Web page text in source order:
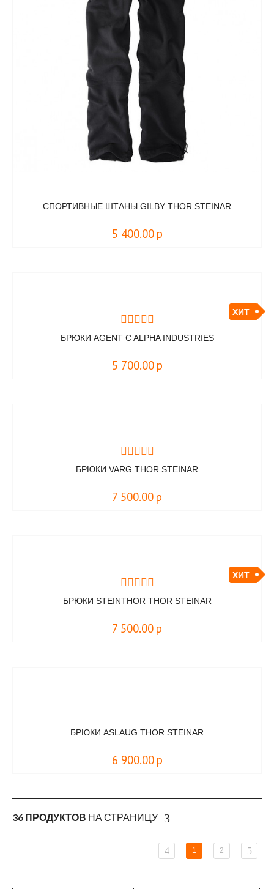
СПОРТИВНЫЕ ШТАНЫ GILBY THOR STEINAR
5 400.00 р
ХИТ
БРЮКИ AGENT C ALPHA INDUSTRIES
5 700.00 р
БРЮКИ VARG THOR STEINAR
7 500.00 р
ХИТ
БРЮКИ STEINTHOR THOR STEINAR
7 500.00 р
БРЮКИ ASLAUG THOR STEINAR
6 900.00 р
36 ПРОДУКТОВ НА СТРАНИЦУ
1 2